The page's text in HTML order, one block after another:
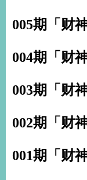
005期「财
004期「财
003期「财
002期「财
001期「财